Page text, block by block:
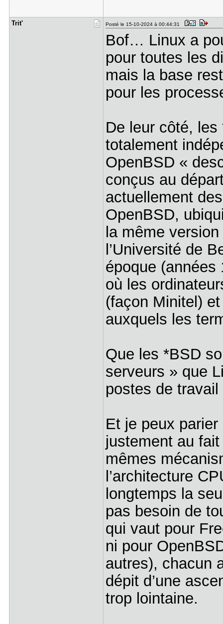
Trit' Posté le 15-10-2024 à 00:44:31
Bof… Linux a
pour toutes les
mais la base
pour les
De leur côté,
totalement
OpenBSD «
conçus au
actuellement
OpenBSD,
la même
l’Université de
époque (années
où les
(façon Minitel)
auxquels les
Que les *BSD
serveurs » que
postes de travail
Et je peux parier
justement au
mêmes
l’architecture
longtemps la
pas besoin de
qui vaut pour
ni pour
autres), chacun
dépit d’une
trop lointaine.